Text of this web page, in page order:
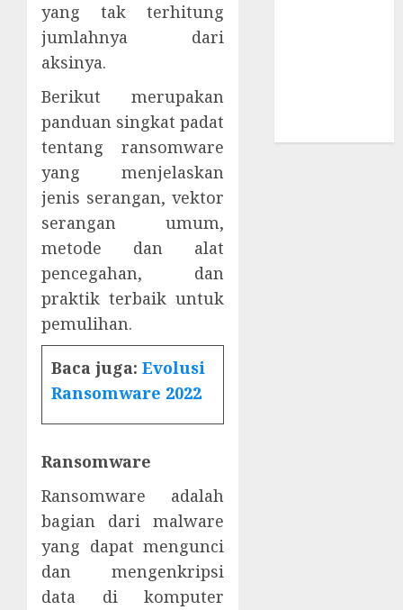
yang tak terhitung
jumlahnya dari
aksinya.
Berikut merupakan
panduan singkat padat
tentang ransomware
yang menjelaskan
jenis serangan, vektor
serangan umum,
metode dan alat
pencegahan, dan
praktik terbaik untuk
pemulihan.
Baca juga: Evolusi
Ransomware 2022
Ransomware
Ransomware adalah
bagian dari malware
yang dapat mengunci
dan mengenkripsi
data di komputer